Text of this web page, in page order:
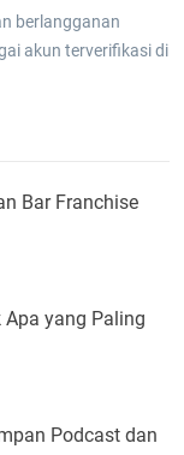
berlangganan
akun terverifikasi di
Bar Franchise
yang Paling
Podcast dan